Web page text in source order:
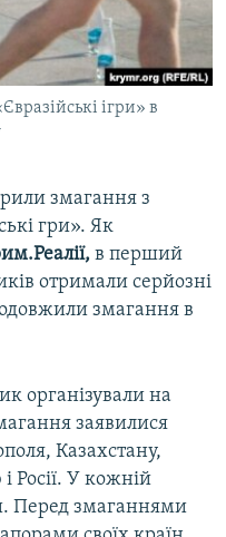
ігри» в
змагання з
гри». Як
в перший
отримали серйозні
змагання в
організували на
заявилися
Казахстану,
Росії. У кожній
Перед змаганнями